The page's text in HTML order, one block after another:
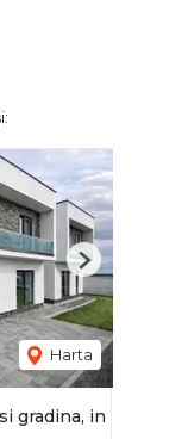
Harta
Next
gradina, in